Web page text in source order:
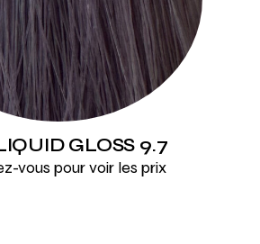
GLOSS 9.7
vous pour voir les prix